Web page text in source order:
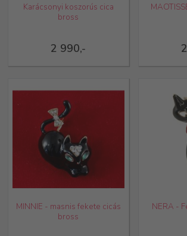
2 990,-
Karácsonyi koszorús cica
bross
MINNIE - masnis fekete cicás
bross
NERA -